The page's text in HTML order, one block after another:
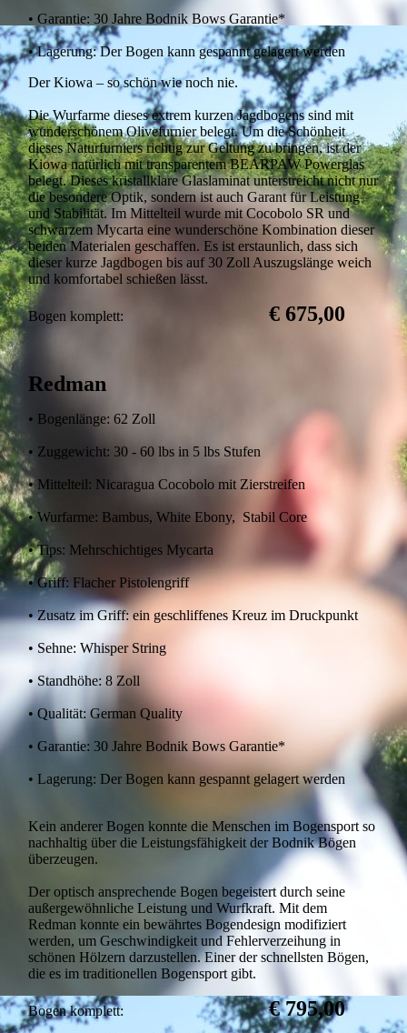
• Garantie: 30 Jahre Bodnik Bows Garantie*
• Lagerung: Der Bogen kann gespannt gelagert werden
Der Kiowa – so schön wie noch nie.
Die Wurfarme dieses extrem kurzen Jagdbogens sind mit
wunderschönem Olivefurnier belegt. Um die Schönheit
dieses Naturfurniers richtig zur Geltung zu bringen, ist der
Kiowa natürlich mit transparentem BEARPAW Powerglas
belegt. Dieses kristallklare Glaslaminat unterstreicht nicht nur
die besondere Optik, sondern ist auch Garant für Leistung
und Stabilität. Im Mittelteil wurde mit Cocobolo SR und
schwarzem Mycarta eine wunderschöne Kombination dieser
beiden Materialen geschaffen. Es ist erstaunlich, dass sich
dieser kurze Jagdbogen bis auf 30 Zoll Auszugslänge weich
und komfortabel schießen lässt.
Bogen komplett:€ 675,00
Redman
• Bogenlänge: 62 Zoll
• Zuggewicht: 30 - 60 lbs in 5 lbs Stufen
• Mittelteil: Nicaragua Cocobolo mit Zierstreifen
• Wurfarme: Bambus, White Ebony, Stabil Core
• Tips: Mehrschichtiges Mycarta
• Griff: Flacher Pistolengriff
• Zusatz im Griff: ein geschliffenes Kreuz im Druckpunkt
• Sehne: Whisper String
• Standhöhe: 8 Zoll
• Qualität: German Quality
• Garantie: 30 Jahre Bodnik Bows Garantie*
• Lagerung: Der Bogen kann gespannt gelagert werden
Kein anderer Bogen konnte die Menschen im Bogensport so
nachhaltig über die Leistungsfähigkeit der Bodnik Bögen
überzeugen.
Der optisch ansprechende Bogen begeistert durch seine
außergewöhnliche Leistung und Wurfkraft. Mit dem
Redman konnte ein bewährtes Bogendesign modifiziert
werden, um Geschwindigkeit und Fehlerverzeihung in
schönen Hölzern darzustellen. Einer der schnellsten Bögen,
die es im traditionellen Bogensport gibt.
Bogen komplett:€ 795,00